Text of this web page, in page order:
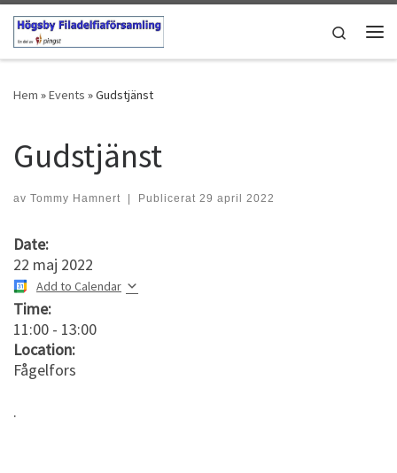
Hoppa till innehåll
Search
Hem »Events »Gudstjänst
Gudstjänst
av Tommy Hamnert | Publicerat 29 april 2022
Date:
22 maj 2022
Add to Calendar
Time:
11:00 - 13:00
Location:
Fågelfors
.